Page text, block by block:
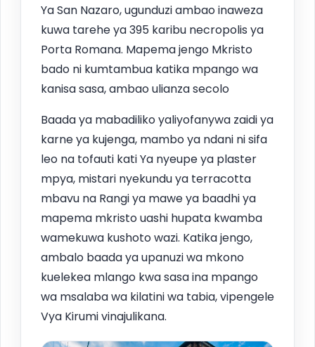
Ya San Nazaro, ugunduzi ambao inaweza
kuwa tarehe ya 395 karibu necropolis ya
Porta Romana. Mapema jengo Mkristo
bado ni kumtambua katika mpango wa
kanisa sasa, ambao ulianza secolo
Baada ya mabadiliko yaliyofanywa zaidi ya
karne ya kujenga, mambo ya ndani ni sifa
leo na tofauti kati Ya nyeupe ya plaster
mpya, mistari nyekundu ya terracotta
mbavu na Rangi ya mawe ya baadhi ya
mapema mkristo uashi hupata kwamba
wamekuwa kushoto wazi. Katika jengo,
ambalo baada ya upanuzi wa mkono
kuelekea mlango kwa sasa ina mpango
wa msalaba wa kilatini wa tabia, vipengele
Vya Kirumi vinajulikana.